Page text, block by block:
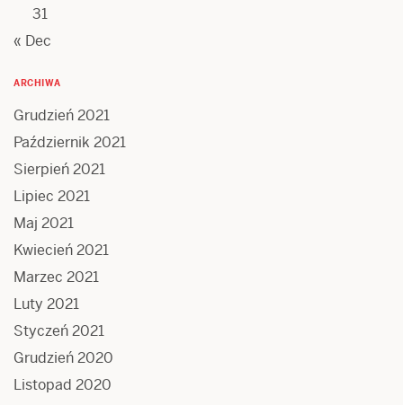
31
« Dec
ARCHIWA
Grudzień 2021
Październik 2021
Sierpień 2021
Lipiec 2021
Maj 2021
Kwiecień 2021
Marzec 2021
Luty 2021
Styczeń 2021
Grudzień 2020
Listopad 2020